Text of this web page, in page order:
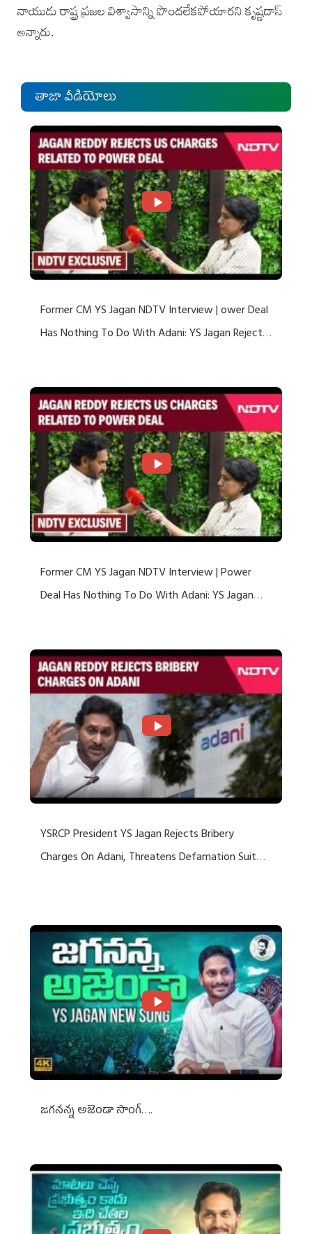
నాయుడు రాష్ట్ర ప్రజల విశ్వాసాన్ని పొందలేకపోయారని కృష్ణదాస్
‌అన్నారు.
తాజా వీడియోలు
Former CM YS Jagan NDTV Interview | ower Deal
Has Nothing To Do With Adani: YS Jagan Rejects
Former CM YS Jagan NDTV Interview | Power
Deal Has Nothing To Do With Adani: YS Jagan
YSRCP President YS Jagan Rejects Bribery
Charges On Adani, Threatens Defamation Suit
జగనన్న అజెండా సాంగ్….